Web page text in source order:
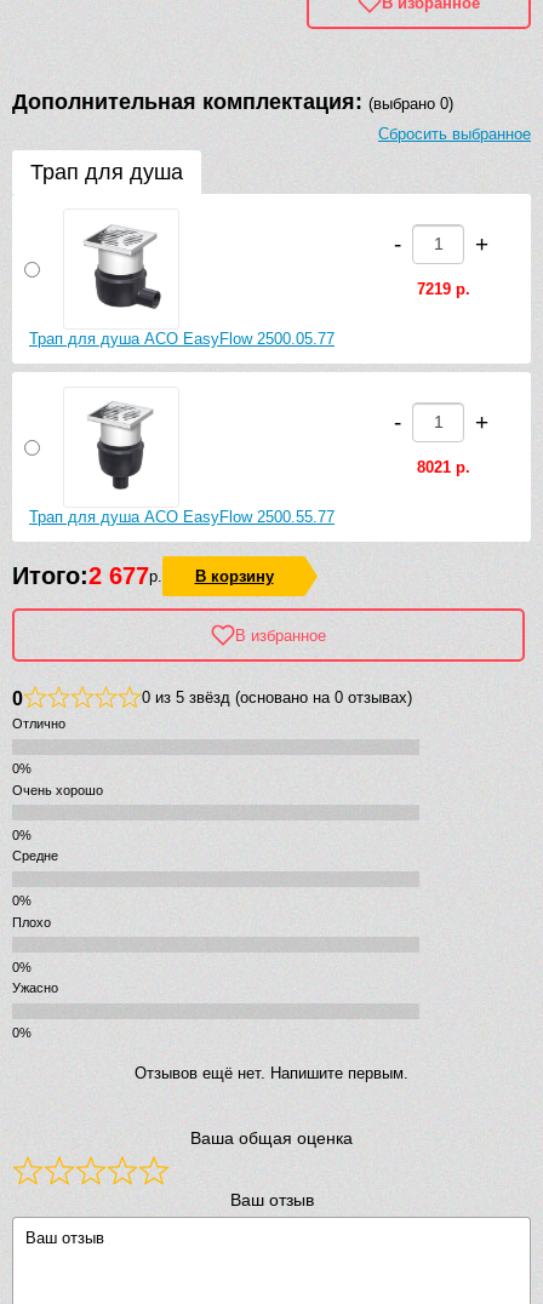
Дополнительная комплектация: (выбрано 0)
Сбросить выбранное
Трап для душа
Трап для душа ACO EasyFlow 2500.05.77
- +
7219 р.
Трап для душа ACO EasyFlow 2500.55.77
- +
8021 р.
Итого:2 677р. В корзину
В избранное
0 0 из 5 звёзд (основано на 0 отзывах)
Отлично
Очень хорошо
Средне
Плохо
Ужасно
Отзывов ещё нет. Напишите первым.
Ваша общая оценка
Ваш отзыв